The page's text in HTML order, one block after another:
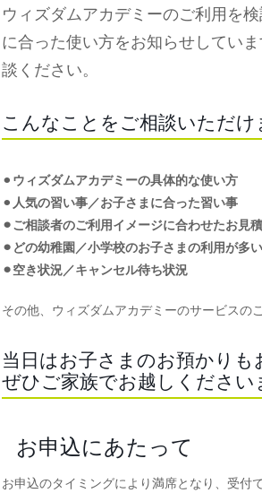
ウィズダムアカデミーのご利用を
に合った使い方をお知らせしてい
談ください。
こんなことをご相談いただけ
⚫︎ ウィズダムアカデミーの具体的な使い方
⚫︎ 人気の習い事／お子さまに合った習い事
⚫︎ご相談者のご利用イメージに合わせたお見
⚫︎どの幼稚園／小学校のお子さまの利用が多
⚫︎空き状況／キャンセル待ち状況
その他、ウィズダムアカデミーのサービスの
当日はお子さまのお預かりも
ぜひご家族でお越しください
お申込にあたって
お申込のタイミングにより満席となり、受付